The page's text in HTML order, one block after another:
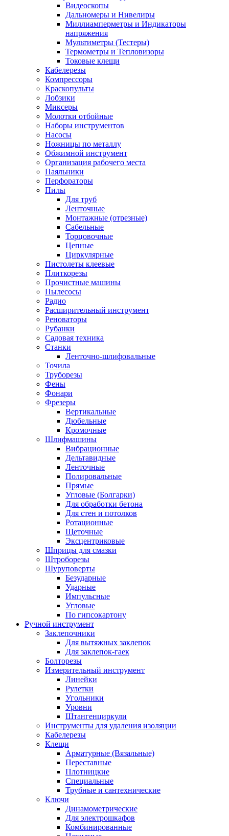
Видеоскопы
Дальномеры и Нивелиры
Миллиамперметры и Индикаторы
напряжения
Мультиметры (Тестеры)
Термометры и Тепловизоры
Токовые клещи
Кабелерезы
Компрессоры
Краскопульты
Лобзики
Миксеры
Молотки отбойные
Наборы инструментов
Насосы
Ножницы по металлу
Обжимной инструмент
Организация рабочего места
Паяльники
Перфораторы
Пилы
Для труб
Ленточные
Монтажные (отрезные)
Сабельные
Торцовочные
Цепные
Циркулярные
Пистолеты клеевые
Плиткорезы
Прочистные машины
Пылесосы
Радио
Расширительный инструмент
Реноваторы
Рубанки
Садовая техника
Станки
Ленточно-шлифовальные
Точила
Труборезы
Фены
Фонари
Фрезеры
Вертикальные
Дюбельные
Кромочные
Шлифмашины
Вибрационные
Дельтавидные
Ленточные
Полировальные
Прямые
Угловые (Болгарки)
Для обработки бетона
Для стен и потолков
Ротационные
Щеточные
Эксцентриковые
Шприцы для смазки
Штроборезы
Шуруповерты
Безударные
Ударные
Импульсные
Угловые
По гипсокартону
Ручной инструмент
Заклепочники
Для вытяжных заклепок
Для заклепок-гаек
Болторезы
Измерительный инструмент
Линейки
Рулетки
Угольники
Уровни
Штангенциркули
Инструменты для удаления изоляции
Кабелерезы
Клещи
Арматурные (Вязальные)
Переставные
Плотницкие
Специальные
Трубные и сантехнические
Ключи
Динамометрические
Для электрошкафов
Комбинированные